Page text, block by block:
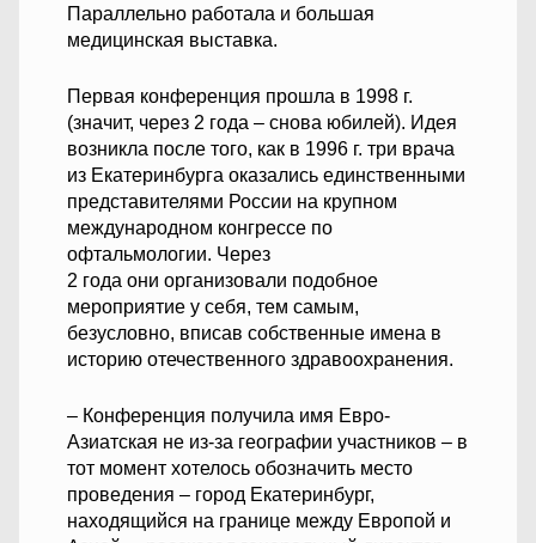
Параллельно работала и большая
медицинская выставка.
Первая конференция прошла в 1998 г.
(значит, через 2 года – снова юбилей). Идея
возникла после того, как в 1996 г. три врача
из Екатеринбурга оказались единственными
представителями России на крупном
международном конгрессе по
офтальмологии. Через
2 года они организовали подобное
мероприятие у себя, тем самым,
безусловно, вписав собственные имена в
историю отечественного здравоохранения.
– Конференция получила имя Евро-
Азиатская не из-за географии участников – в
тот момент хотелось обозначить место
проведения – город Екатеринбург,
находящийся на границе между Европой и